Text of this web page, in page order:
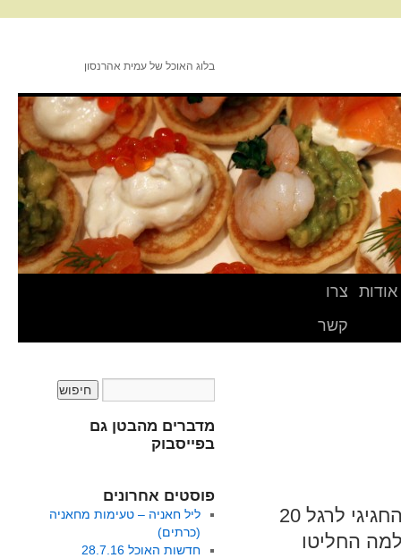
בלוג האוכל של עמית אהרנסון
אודות
צרו
קשר
איך תאכלו גלידות בקיץ הקרוב? • מה תמצאו בתפריט החגיגי לרגל 20
החליטו
מדברים מהבטן גם
בפייסבוק
פוסטים אחרונים
ליל חאניה – טעימות מחאניה
(כרתים)
חדשות האוכל 28.7.16